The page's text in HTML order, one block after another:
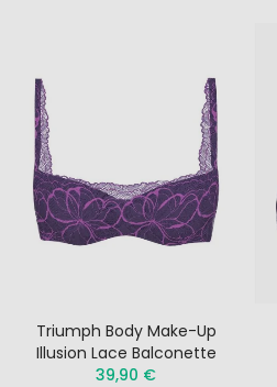
Triumph Body Make-Up
Illusion Lace Balconette
39,90 €